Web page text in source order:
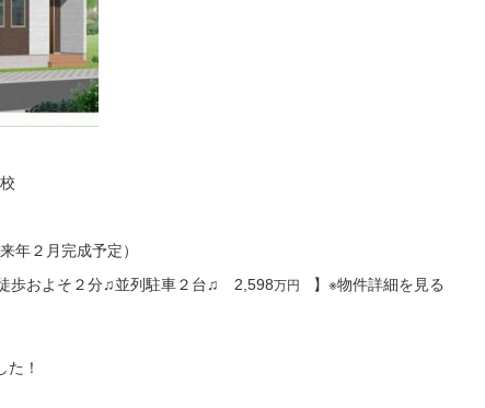
年２月完成予定）
徒歩およそ２分♫並列駐車２台♫ 2,598万円 】※物件詳細を見る
た！